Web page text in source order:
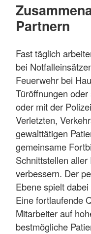
Partnern
Fast täglich
bei
Feuerwehr bei
Türöffnungen
oder mit der
Verletzten,
gewalttätigen
gemeinsame
Schnittstellen
verbessern. Der
Ebene spielt
Eine fortlaufende
Mitarbeiter auf
bestmögliche